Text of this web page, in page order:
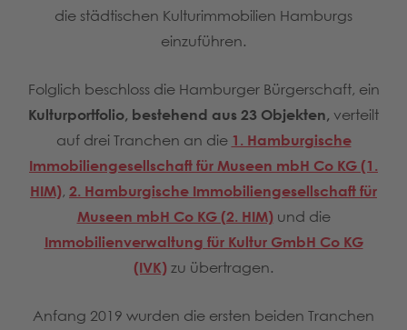
die städtischen Kulturimmobilien Hamburgs
einzuführen.
Folglich beschloss die Hamburger Bürgerschaft, ein
Kulturportfolio, bestehend aus 23 Objekten, verteilt
auf drei Tranchen an die 1. Hamburgische
Immobiliengesellschaft für Museen mbH Co KG (1.
HIM), 2. Hamburgische Immobiliengesellschaft für
Museen mbH Co KG (2. HIM)und die
Immobilienverwaltung für Kultur GmbH Co KG
(IVK) zu übertragen.
Anfang 2019 wurden die ersten beiden Tranchen